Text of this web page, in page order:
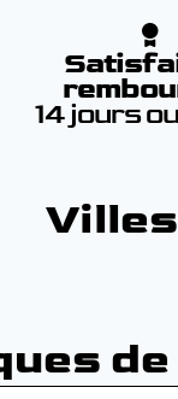
14 jours